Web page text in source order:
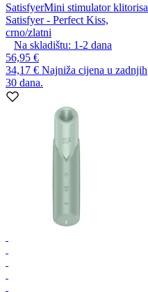
SatisfyerMini stimulator klitorisa
Satisfyer - Perfect Kiss,
crno/zlatni
Na skladištu: 1-2 dana
56,95 €
34,17 € Najniža cijena u zadnjih
30 dana.